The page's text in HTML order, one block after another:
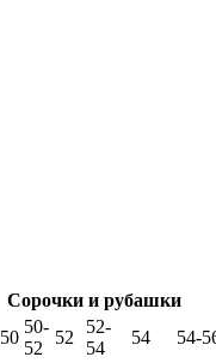
Сорочки и рубашки
50
50-
52
52
52-
54
54
54-